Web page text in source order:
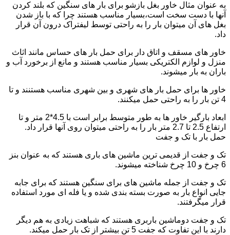
به عنوان مثال خاور بغل بازشو برای بار های سنگین که بلند کردن
آنها با دست سخت است،بسیار مناسب هستند چرا که با باز شدن
بغل های آن میتوان بار را به راحتی توسط لیفتراک درون آن قرار
داد.
خاور های مسقف و اتاق دار برای حمل بار های حساس مانند اثاث
منزل و لوازم الکتریکی بسیار مناسب هستند و مانع از برخورد آب و
باران به بار میشوند.
خاور ها برای حمل بار های شهری و بین شهری مناسب هستنند و تا
4 تن بار را به راحتی حمل میکنند.
ابعاد بارگیر خاور ها به طور متوسط برابر است با 4.5*2 متر و تا
ارتفاع 2.5 تا 2.7 متر بار را به راحتی میتوان روی آنها قرار داد.
حمل بار با تک و جفت
تک و جفت از قدیمی ترین ماشین های باری هستند که به عنوان بنز
6 چرخ و 10 چرخ شناخته میشوند.
تک و جفت از جمله ماشین های برای سنگین هستند که برای جابه
جایی انواع بار به صورت بسته بندی شده و یا فله ای مورد استفاده
قرار میگرفتند.
تک و جفت دوماشین باربری هستند که شباهت زیادی به هم دیگر
دارند با این تفاوت که جفت 5 تن بیشتر از تک بار حمل میکند.